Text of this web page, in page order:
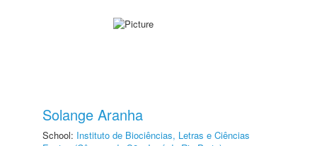
Solange Aranha
School: Instituto de Biociências, Letras e Ciências